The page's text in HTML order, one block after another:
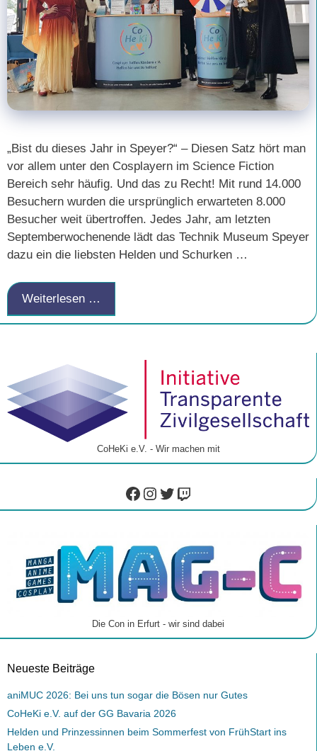
„Bist du dieses Jahr in Speyer?“ – Diesen Satz hört man
vor allem unter den Cosplayern im Science Fiction
Bereich sehr häufig. Und das zu Recht! Mit rund 14.000
Besuchern wurden die ursprünglich erwarteten 8.000
Besucher weit übertroffen. Jedes Jahr, am letzten
Septemberwochenende lädt das Technik Museum Speyer
dazu ein die liebsten Helden und Schurken …
Weiterlesen …
CoHeKi e.V. - Wir machen mit
Facebook
Instagram
Twitter
Twitch
Die Con in Erfurt - wir sind dabei
Neueste Beiträge
aniMUC 2026: Bei uns tun sogar die Bösen nur Gutes
CoHeKi e.V. auf der GG Bavaria 2026
Helden und Prinzessinnen beim Sommerfest von FrühStart ins
Leben e.V.